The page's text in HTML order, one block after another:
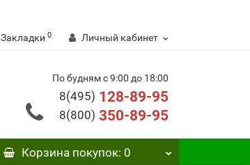
Закладки 0 Личный кабинет
По будням с 9:00 до 18:00
8(495) 128-89-95
8(800) 350-89-95
Корзинапокупок: 0